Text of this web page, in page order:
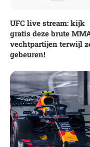
UFC live stream: kijk
gratis deze brute
vechtpartijen terwijl
gebeuren!